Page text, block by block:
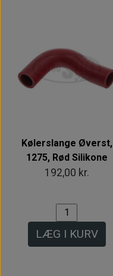
Kølerslange Øverst,
1275, Rød Silikone
192,00 kr.
LÆG I KURV